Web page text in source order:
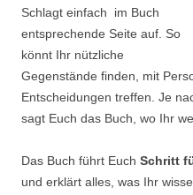
Schlagt einfach im Buch
entsprechende Seite auf. So
könnt Ihr nützliche
Gegenstände finden, mit
Entscheidungen treffen. Je
sagt Euch das Buch, wo Ihr
Das Buch führt Euch Schritt
und erklärt alles, was Ihr